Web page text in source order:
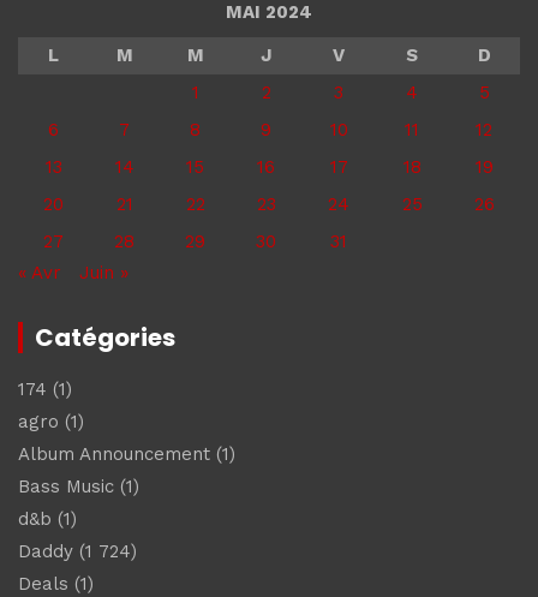
MAI 2024
L
M M J V S
D
1
2 3 4
5
6
7 8 9 10 11
12
13
14 15 16 17 18
19
20
21 22 23 24 25
26
27
28 29 30
31
« Avr
Juin »
Catégories
174 (1)
agro (1)
Album Announcement (1)
Bass Music (1)
d&b (1)
Daddy (1 724)
Deals (1)